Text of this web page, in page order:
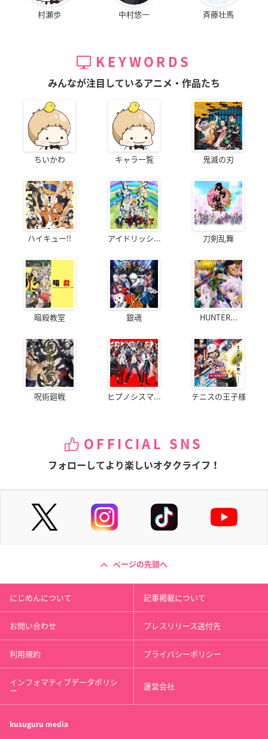
村瀬歩 中村悠一 斉藤壮馬
KEYWORDS
みんなが注目しているアニメ・作品たち
ちいかわ キャラ一覧 鬼滅の刃
ハイキュー!! アイドリッシ... 刀剣乱舞
暗殺教室 銀魂 HUNTER...
呪術廻戦 ヒプノシスマ... テニスの王子様
OFFICIAL SNS
フォローしてより楽しいオタクライフ！
ページの先頭へ
にじめんについて 記事掲載について
お問い合わせ プレスリリース送付先
利用規約 プライバシーポリシー
インフォマティブデータポリシ
ー 運営会社
kusuguru media